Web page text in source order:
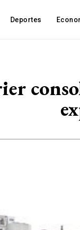
Deportes